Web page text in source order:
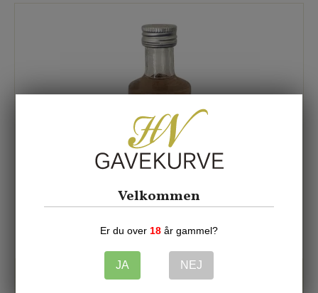
Gin: Warner's Rhubarb gin miniflaske 40% 5cl
Velkommen
Er du over 18 år gammel?
JA NEJ